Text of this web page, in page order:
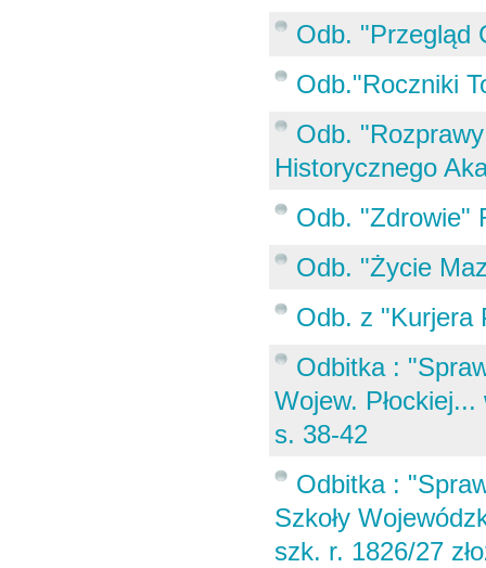
Odb. "Przegląd
Odb."Roczniki
Odb.
Historycznego
Odb. "Zdrowie"
Odb. "Życie
Odb. z "Kurjera
Odbitka :
Wojew.
s. 38-42
Odbitka :
Szkoły
szk. r. 1826/27